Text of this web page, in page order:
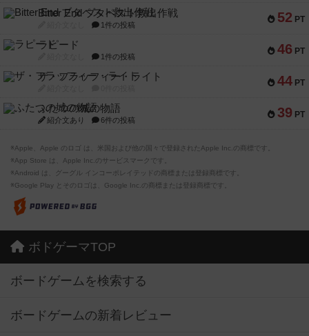
52 PT
Bitter End ブタペスト救出作戦
1件の投稿
46 PT
ラピード
1件の投稿
44 PT
ザ・フラッフィー・ライト
39 PT
ふたつの城の物語
紹介文あり 6件の投稿
※Apple、Apple のロゴ は、米国および他の国々で登録されたApple Inc.の商標です。
※App Store は、Apple Inc.のサービスマークです。
※Android は、グーグル インコーポレイテッドの商標または登録商標です。
※Google Play とそのロゴは、Google Inc.の商標または登録商標です。
ボドゲーマTOP
ボードゲームを検索する
ボードゲームの新着レビュー